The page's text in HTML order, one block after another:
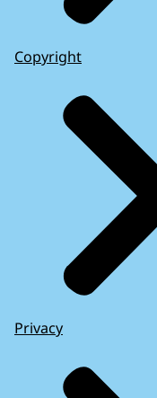
Copyright
Privacy